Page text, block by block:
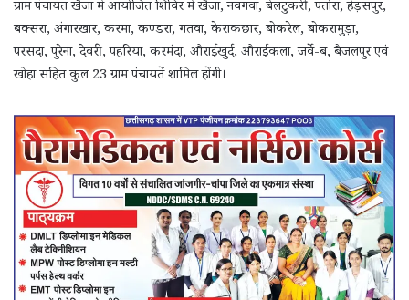
ग्राम पंचायत खैजा में आयोजित शिविर में खैजा, नवगवां, बेलटुकरी, पंतोरा, हेड़सपुर,
बक्सरा, अंगारखार, करमा, कण्डरा, गतवा, केराकछार, बोकरेल, बोकरामुड़ा,
परसदा, पुरेना, देवरी, पहरिया, करमंदा, औराईखुर्द, औराईकला, जर्वे-ब, बैजलपुर एवं
खोहा सहित कुल 23 ग्राम पंचायतें शामिल होंगी।